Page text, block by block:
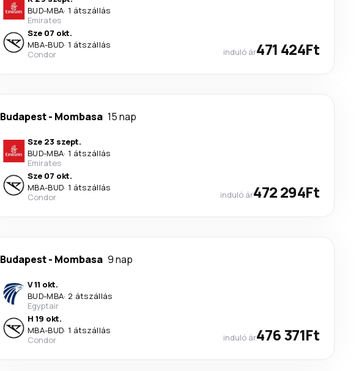
BUD-MBA· 1 átszállás
Emirates
Sze 07 okt.
MBA-BUD· 1 átszállás
Condor
induló ár471 424Ft
Budapest- Mombasa 15 nap
Sze 23 szept.
BUD-MBA· 1 átszállás
Emirates
Sze 07 okt.
MBA-BUD· 1 átszállás
Condor
induló ár472 294Ft
Budapest- Mombasa 9 nap
V 11 okt.
BUD-MBA· 2 átszállás
Egyptair
H 19 okt.
MBA-BUD· 1 átszállás
Condor
induló ár476 371Ft